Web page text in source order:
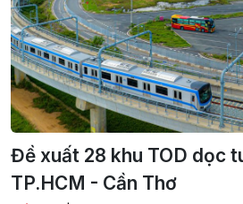
Đề xuất 28 khu TOD dọc
TP.HCM - Cần Thơ